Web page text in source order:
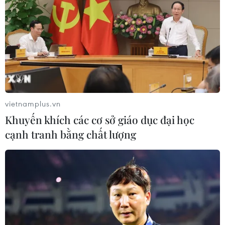
pháp hạn chế đã được áp đặt trở lại.
Cơ quan dược phẩm châu Âu cập nhật
tính an toàn của vaccine
vietnamplus.vn
Khuyến khích các cơ sở giáo dục đại học
cạnh tranh bằng chất lượng